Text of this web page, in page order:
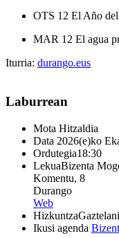
OTS 12 El Año
MAR 12 El agua
Iturria: durango.eus
Laburrean
Mota Hitzaldia
Data 2026(e)ko
Ordutegia18:30
LekuaBizenta
Komentu, 8
Durango
Web
Hizkuntza
Ikusi agenda